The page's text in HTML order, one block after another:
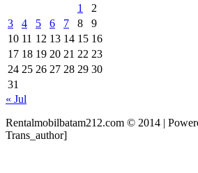
1
2
3
4 5 6 7 8
9
10 11 12 13 14 15 16
17 18 19 20 21 22 23
24 25 26 27 28 29 30
31
« Jul
Rentalmobilbatam212.com © 2014 |
Trans_author]